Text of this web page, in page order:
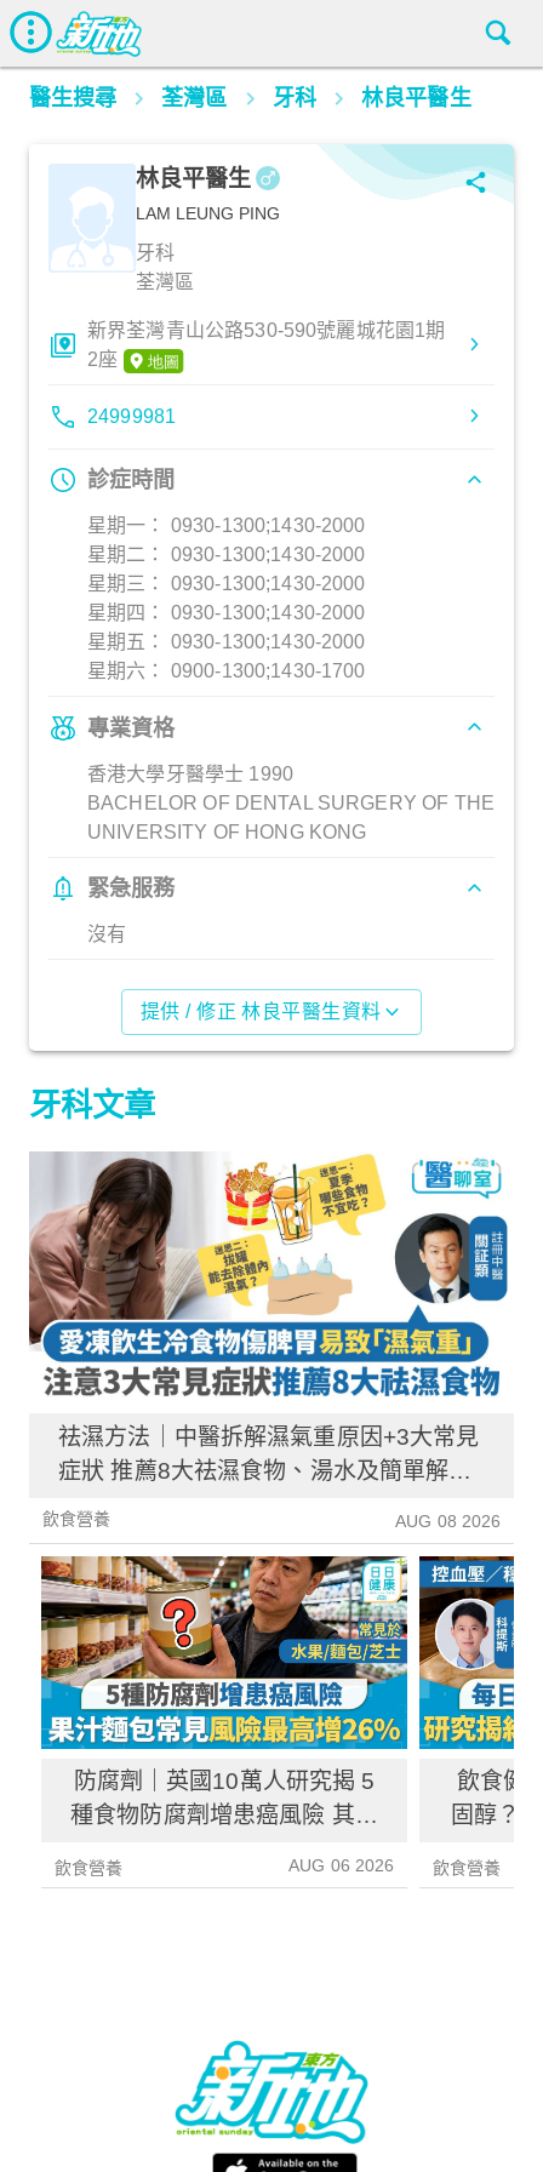
醫生搜尋 荃灣區 牙科 林良平醫生
林良平醫生
LAM LEUNG PING
牙科
荃灣區
新界荃灣青山公路530-590號麗城花園1期
2座
24999981
診症時間
星期一： 0930-1300;1430-2000
星期二： 0930-1300;1430-2000
星期三： 0930-1300;1430-2000
星期四： 0930-1300;1430-2000
星期五： 0930-1300;1430-2000
星期六： 0900-1300;1430-1700
專業資格
香港大學牙醫學士 1990
BACHELOR OF DENTAL SURGERY OF THE
UNIVERSITY OF HONG KONG
緊急服務
沒有
提供 / 修正 林良平醫生資料
牙科文章
祛濕方法｜中醫拆解濕氣重原因+3大常見
症狀 推薦8大祛濕食物、湯水及簡單解決
方法！
飲食營養 AUG 08 2026
防腐劑｜英國10萬人研究揭 5
種食物防腐劑增患癌風險 其中
飲食營養 AUG 06 2026
飲食健
固醇？
飲食營養